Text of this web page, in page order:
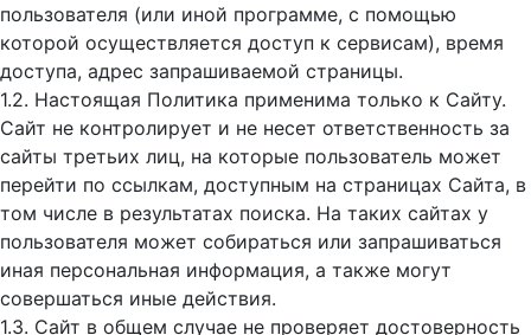
пользователя (или иной программе, с помощью
которой осуществляется доступ к cервисам), время
доступа, адрес запрашиваемой страницы.
1.2. Настоящая Политика применима только к Сайту.
Сайт не контролирует и не несет ответственность за
сайты третьих лиц, на которые пользователь может
перейти по ссылкам, доступным на страницах Сайта, в
том числе в результатах поиска. На таких сайтах у
пользователя может собираться или запрашиваться
иная персональная информация, а также могут
совершаться иные действия.
1.3. Сайт в общем случае не проверяет достоверность